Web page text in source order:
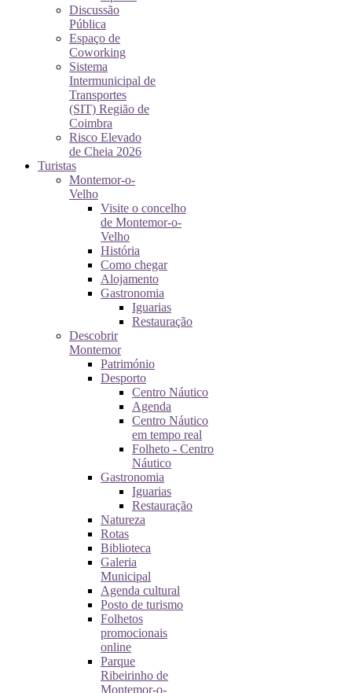
Discussão
Pública
Espaço de
Coworking
Sistema
Intermunicipal de
Transportes
(SIT) Região de
Coimbra
Risco Elevado
de Cheia 2026
Turistas
Montemor-o-
Velho
Visite o concelho
de Montemor-o-
Velho
História
Como chegar
Alojamento
Gastronomia
Iguarias
Restauração
Descobrir
Montemor
Património
Desporto
Centro Náutico
Agenda
Centro Náutico
em tempo real
Folheto - Centro
Náutico
Gastronomia
Iguarias
Restauração
Natureza
Rotas
Biblioteca
Galeria
Municipal
Agenda cultural
Posto de turismo
Folhetos
promocionais
online
Parque
Ribeirinho de
Montemor-o-